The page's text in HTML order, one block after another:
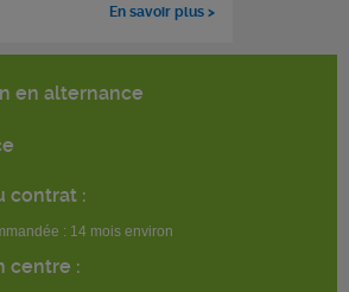
En savoir plus >
en alternance
contrat :
: 14 mois environ
centre :